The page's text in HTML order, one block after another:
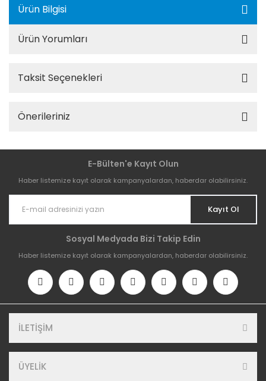
Ürün Bilgisi
Ürün Yorumları
Taksit Seçenekleri
Önerileriniz
E-Bülten'e Kayıt Olun
Haber listemize kayıt olarak kampanyalardan, haberdar olabilirsiniz.
Kayıt Ol
Sosyal Medyada Bizi Takip Edin
Haber listemize kayıt olarak kampanyalardan, haberdar olabilirsiniz.
İLETİŞİM
ÜYELİK